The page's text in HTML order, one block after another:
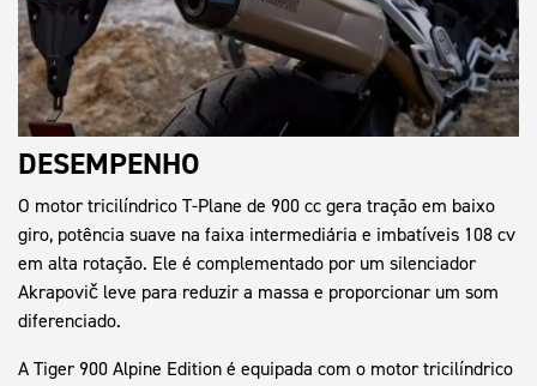
DESEMPENHO
O motor tricilíndrico T-Plane de 900 cc gera tração em baixo
giro, potência suave na faixa intermediária e imbatíveis 108 cv
em alta rotação. Ele é complementado por um silenciador
Akrapovič leve para reduzir a massa e proporcionar um som
diferenciado.
A Tiger 900 Alpine Edition é equipada com o motor tricilíndrico